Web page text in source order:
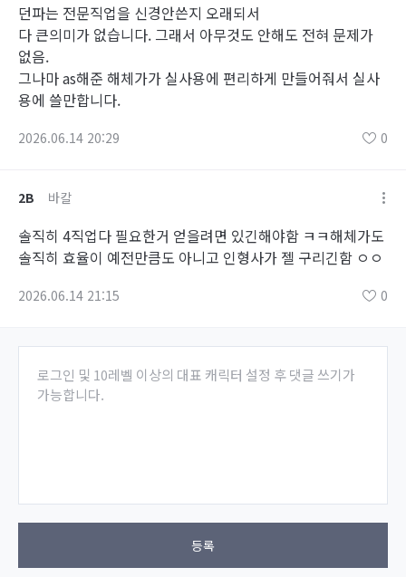
던파는 전문직업을 신경안쓴지 오래되서
다 큰의미가 없습니다. 그래서 아무것도 안해도 전혀 문제가
없음.
그나마 as해준 해체가가 실사용에 편리하게 만들어줘서 실사
용에 쓸만합니다.
2026.06.14 20:29 0
2B 바칼
솔직히 4직업다 필요한거 얻을려면 있긴해야함 ㅋㅋ해체가도
솔직히 효율이 예전만큼도 아니고 인형사가 젤 구리긴함 ㅇㅇ
2026.06.14 21:15 0
로그인 및 10레벨 이상의 대표 캐릭터 설정 후 댓글 쓰기가
가능합니다.
등록